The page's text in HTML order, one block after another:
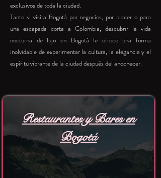
exclusivos de toda la ciudad.
Tanto si visita Bogotá por negocios, por placer o para
una escapada corta a Colombia, descubrir la vida
nocturna de lujo en Bogotá le ofrece una forma
inolvidable de experimentar la cultura, la elegancia y el
espíritu vibrante de la ciudad después del anochecer.
Restaurantes y Bares en
Bogotá